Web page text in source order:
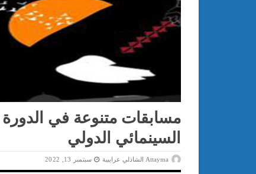
مسابقات متنوعة في
السينمائي الدولي
Attayma الشاذلي عرايبية سبتمبر 13, 2022